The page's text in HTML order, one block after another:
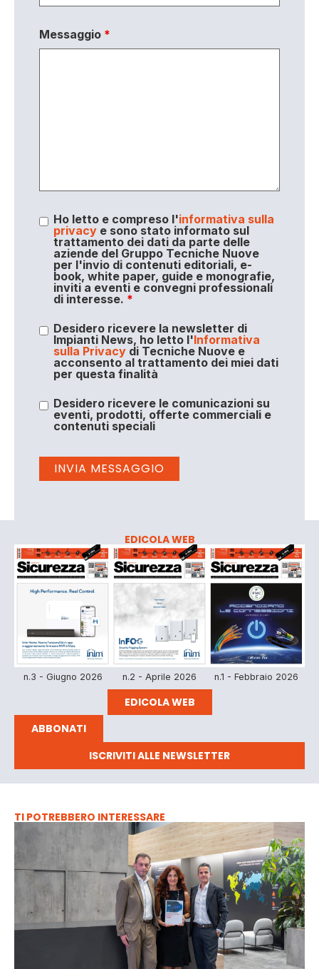
Messaggio *
Ho letto e compreso l'informativa sulla
privacye sono stato informato sul
trattamento dei dati da parte delle
aziende del Gruppo Tecniche Nuove
per l'invio di contenuti editoriali, e-
book, white paper, guide e monografie,
inviti a eventi e convegni professionali
di interesse. *
Desidero ricevere la newsletter di
Impianti News, ho letto l'Informativa
sulla Privacydi Tecniche Nuove e
acconsento al trattamento dei miei dati
per questa finalità
Desidero ricevere le comunicazioni su
eventi, prodotti, offerte commerciali e
contenuti speciali
EDICOLA WEB
n.3 - Giugno 2026 n.2 - Aprile 2026 n.1 - Febbraio 2026
EDICOLA WEB
ABBONATI
ISCRIVITI ALLE NEWSLETTER
TI POTREBBERO INTERESSARE